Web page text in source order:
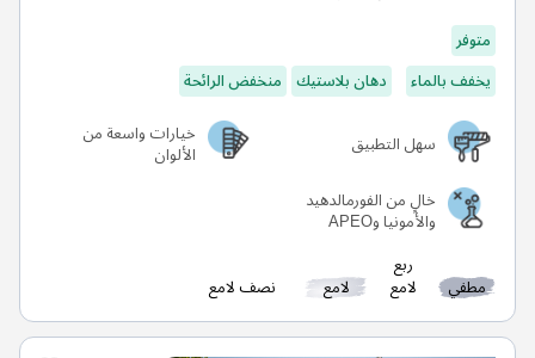
متوفر
يخفف بالماء
دهان بلاستيك منخفض الرائحة
سهل التطبيق
خيارات واسعة من
الألوان
خالٍ من الفورمالدهيد
والأمونيا وAPEO
مطفي
ربع
لامع لامع نصف لامع